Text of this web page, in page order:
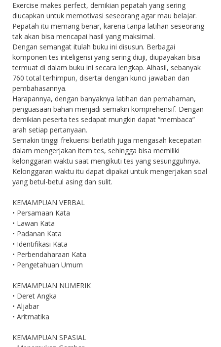
Exercise makes perfect, demikian pepatah yang sering
diucapkan untuk memotivasi seseorang agar mau belajar.
Pepatah itu memang benar, karena tanpa latihan seseorang
tak akan bisa mencapai hasil yang maksimal.
Dengan semangat itulah buku ini disusun. Berbagai
komponen tes inteligensi yang sering diuji, diupayakan bisa
termuat di dalam buku ini secara lengkap. Alhasil, sebanyak
760 total terhimpun, disertai dengan kunci jawaban dan
pembahasannya.
Harapannya, dengan banyaknya latihan dan pemahaman,
penguasaan bahan menjadi semakin komprehensif. Dengan
demikian peserta tes sedapat mungkin dapat “membaca”
arah setiap pertanyaan.
Semakin tinggi frekuensi berlatih juga mengasah kecepatan
dalam mengerjakan item tes, sehingga bisa memiliki
kelonggaran waktu saat mengikuti tes yang sesungguhnya.
Kelonggaran waktu itu dapat dipakai untuk mengerjakan soal
yang betul-betul asing dan sulit.
KEMAMPUAN VERBAL
• Persamaan Kata
• Lawan Kata
• Padanan Kata
• Identifikasi Kata
• Perbendaharaan Kata
• Pengetahuan Umum
KEMAMPUAN NUMERIK
• Deret Angka
• Aljabar
• Aritmatika
KEMAMPUAN SPASIAL